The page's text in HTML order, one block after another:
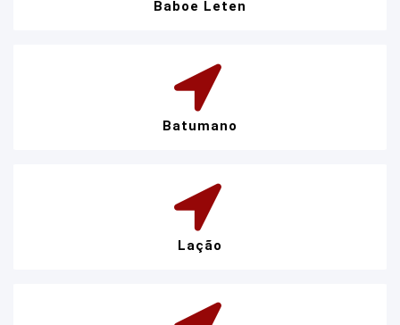
Baboe Leten
Batumano
Lação